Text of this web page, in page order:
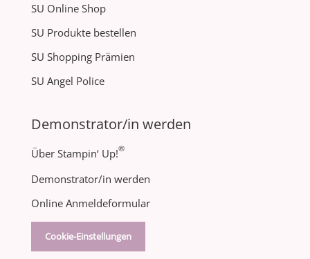
SU Online Shop
SU Produkte bestellen
SU Shopping Prämien
SU Angel Police
Demonstrator/in werden
Über Stampin‘ Up!®
Demonstrator/in werden
Online Anmeldeformular
Cookie-Einstellungen